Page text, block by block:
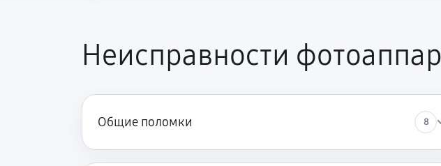
Неисправности
Общие поломки 8